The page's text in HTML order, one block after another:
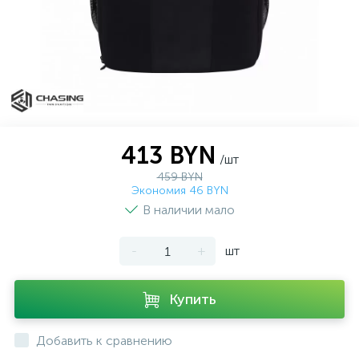
413 BYN /шт
459 BYN
Экономия 46 BYN
В наличии мало
- + шт
Купить
Добавить к сравнению